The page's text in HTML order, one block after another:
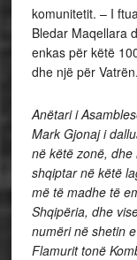
komunitetit. – I
Bledar Maqellara
enkas për këtë
dhe një për Vatrën.
Anëtari i
Mark Gjonaj i
në këtë zonë,
shqiptar në këtë
më të madhe të
Shqipëria, dhe
numëri në shetin
Flamurit tonë